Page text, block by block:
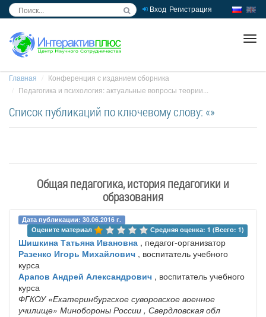
Вход Регистрация
Главная
Конференция с изданием сборника
Педагогика и психология: актуальные вопросы теории...
Список публикаций по ключевому слову: «»
Общая педагогика, история педагогики и
образования
Дата публикации: 30.06.2016 г.
Оцените материал
Средняя оценка: 1 (Всего: 1)
Шишкина Татьяна Ивановна , педагог-организатор
Разенко Игорь Михайлович , воспитатель учебного
курса
Арапов Андрей Александрович , воспитатель учебного
курса
ФГКОУ «Екатеринбургское суворовское военное
училище» Минобороны России , Свердловская обл